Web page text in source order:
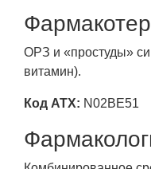
ОРЗ и «простуды»
витамин).
Код АТХ: N02BE51